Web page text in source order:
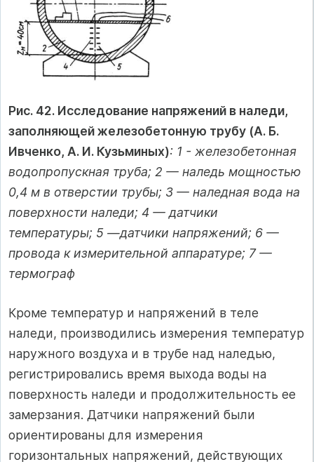
Рис. 42. Исследование напряжений в наледи,
заполняющей железобетонную трубу (А. Б.
Ивченко, А. И. Кузьминых): 1 - железобетонная
водопропускная труба; 2 — наледь мощностью
0,4 м в отверстии трубы; 3 — наледная вода на
поверхности наледи; 4 — датчики
температуры; 5 —датчики напряжений; 6 —
провода к измерительной аппаратуре; 7 —
термограф
Кроме температур и напряжений в теле
наледи, производились измерения температур
наружного воздуха и в трубе над наледью,
регистрировались время выхода воды на
поверхность наледи и продолжительность ее
замерзания. Датчики напряжений были
ориентированы для измерения
горизонтальных напряжений, действующих